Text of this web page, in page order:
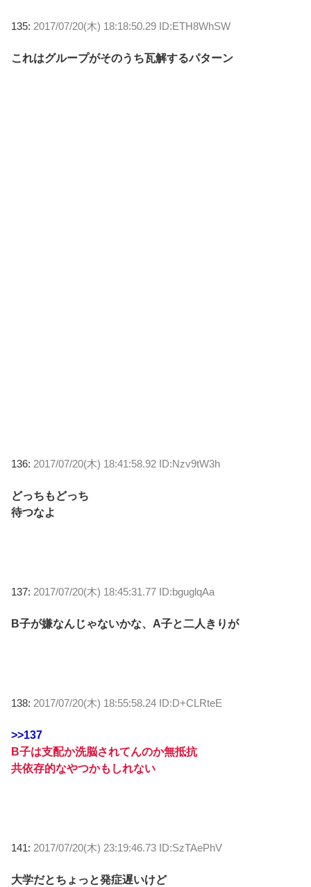
135: 2017/07/20(木) 18:18:50.29 ID:ETH8WhSW
これはグループがそのうち瓦解するパターン
136: 2017/07/20(木) 18:41:58.92 ID:Nzv9tW3h
どっちもどっち
待つなよ
137: 2017/07/20(木) 18:45:31.77 ID:bguglqAa
B子が嫌なんじゃないかな、A子と二人きりが
138: 2017/07/20(木) 18:55:58.24 ID:D+CLRteE
>>137
B子は支配か洗脳されてんのか無抵抗
共依存的なやつかもしれない
141: 2017/07/20(木) 23:19:46.73 ID:SzTAePhV
大学だとちょっと発症遅いけど